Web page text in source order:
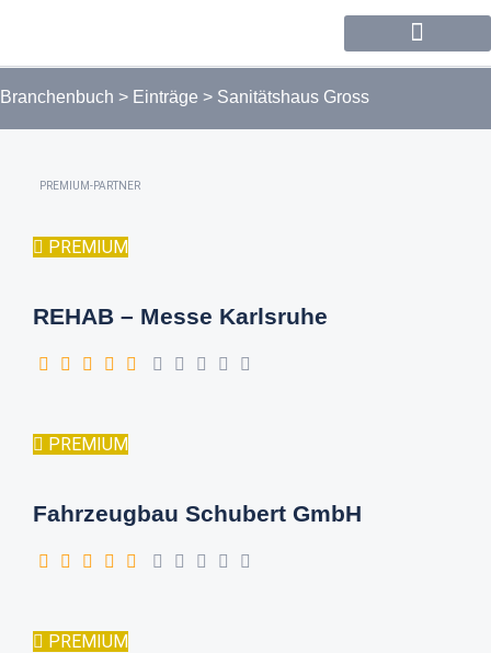
Branchenbuch > Einträge > Sanitätshaus Gross
PREMIUM-PARTNER
PREMIUM
REHAB – Messe Karlsruhe
PREMIUM
Fahrzeugbau Schubert GmbH
PREMIUM